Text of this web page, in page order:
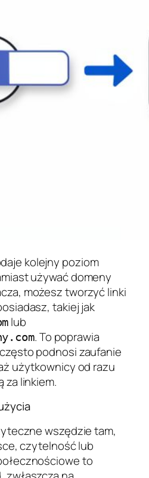
kolejny poziom
używać domeny
możesz tworzyć linki
takiej jak
lub
. To poprawia
podnosi zaufanie
użytkownicy od razu
za linkiem.
wszędzie tam,
czytelność lub
to